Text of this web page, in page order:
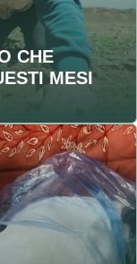
CHE
MESI